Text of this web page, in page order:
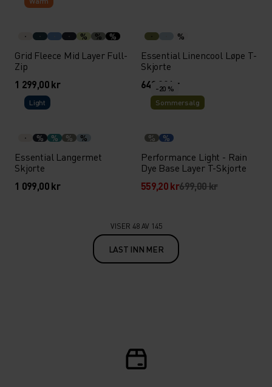
% % %
Grid Fleece Mid Layer Full-
Zip
1 299,00 kr
%
Essential Linencool Løpe T-
Skjorte
649,00 kr
Light
% % % %
Essential Langermet
Skjorte
1 099,00 kr
-20 %
Sommersalg
% %
Performance Light - Rain
Dye Base Layer T-Skjorte
559,20 kr699,00 kr
VISER 48 AV 145
LAST INN MER